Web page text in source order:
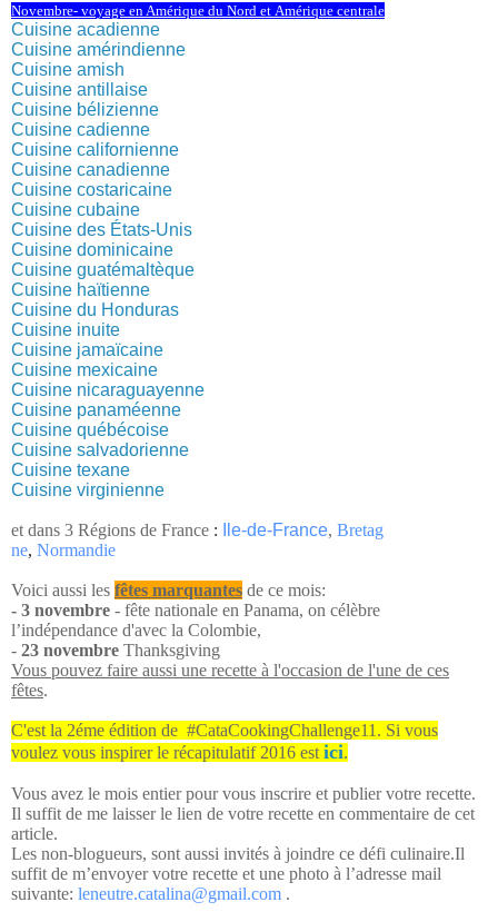
Novembre- voyage en Amérique du Nord et Amérique centrale
Cuisine acadienne
Cuisine amérindienne
Cuisine amish
Cuisine antillaise
Cuisine bélizienne
Cuisine cadienne
Cuisine californienne
Cuisine canadienne
Cuisine costaricaine
Cuisine cubaine
Cuisine des États-Unis
Cuisine dominicaine
Cuisine guatémaltèque
Cuisine haïtienne
Cuisine du Honduras
Cuisine inuite
Cuisine jamaïcaine
Cuisine mexicaine
Cuisine nicaraguayenne
Cuisine panaméenne
Cuisine québécoise
Cuisine salvadorienne
Cuisine texane
Cuisine virginienne
et dans 3 Régions de France : Ile-de-France, Bretag
ne, Normandie
Voici aussi les fêtes marquantes de ce mois:
- 3 novembre - fête nationale en Panama, on célèbre
l’indépendance d'avec la Colombie,
- 23 novembre Thanksgiving
Vous pouvez faire aussi une recette à l'occasion de l'une de ces
fêtes.
C'est la 2éme édition de #CataCookingChallenge11. Si vous
voulez vous inspirer le récapitulatif 2016 est ici.
Vous avez le mois entier pour vous inscrire et publier votre recette.
Il suffit de me laisser le lien de votre recette en commentaire de cet
article.
Les non-blogueurs, sont aussi invités à joindre ce défi culinaire.Il
suffit de m’envoyer votre recette et une photo à l’adresse mail
suivante: leneutre.catalina@gmail.com .